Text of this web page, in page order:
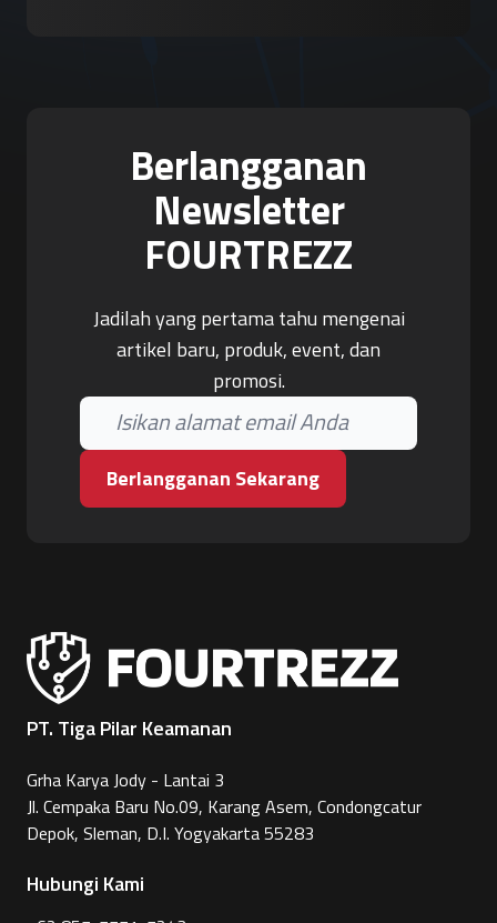
Berlangganan
Newsletter
FOURTREZZ
Jadilah yang pertama tahu mengenai
artikel baru, produk, event, dan
promosi.
Berlangganan Sekarang
PT. Tiga Pilar Keamanan
Grha Karya Jody - Lantai 3
Jl. Cempaka Baru No.09, Karang Asem, Condongcatur
Depok, Sleman, D.I. Yogyakarta 55283
Hubungi Kami